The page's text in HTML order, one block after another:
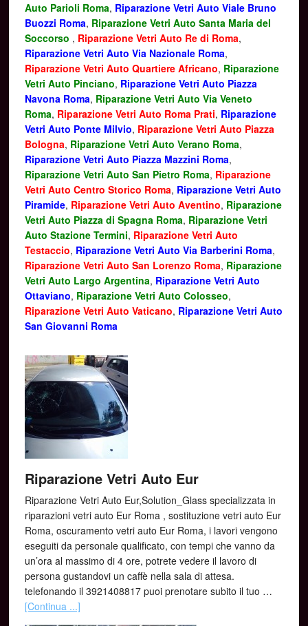
Auto Parioli Roma, Riparazione Vetri Auto Viale Bruno
Buozzi Roma, Riparazione Vetri Auto Santa Maria del
Soccorso , Riparazione Vetri Auto Re di Roma,
Riparazione Vetri Auto Via Nazionale Roma,
Riparazione Vetri Auto Quartiere Africano, Riparazione
Vetri Auto Pinciano, Riparazione Vetri Auto Piazza
Navona Roma, Riparazione Vetri Auto Via Veneto
Roma, Riparazione Vetri Auto Roma Prati, Riparazione
Vetri Auto Ponte Milvio, Riparazione Vetri Auto Piazza
Bologna, Riparazione Vetri Auto Verano Roma,
Riparazione Vetri Auto Piazza Mazzini Roma,
Riparazione Vetri Auto San Pietro Roma, Riparazione
Vetri Auto Centro Storico Roma, Riparazione Vetri Auto
Piramide, Riparazione Vetri Auto Aventino, Riparazione
Vetri Auto Piazza di Spagna Roma, Riparazione Vetri
Auto Stazione Termini, Riparazione Vetri Auto
Testaccio, Riparazione Vetri Auto Via Barberini Roma,
Riparazione Vetri Auto San Lorenzo Roma, Riparazione
Vetri Auto Largo Argentina, Riparazione Vetri Auto
Ottaviano, Riparazione Vetri Auto Colosseo,
Riparazione Vetri Auto Vaticano, Riparazione Vetri Auto
San Giovanni Roma
Riparazione Vetri Auto Eur
Riparazione Vetri Auto Eur,Solution_Glass specializzata in
riparazioni vetri auto Eur Roma , sostituzione vetri auto Eur
Roma, oscuramento vetri auto Eur Roma, i lavori vengono
eseguiti da personale qualificato, con tempi che vanno da
un’ora al massimo di 4 ore, potrete vedere il lavoro di
persona gustandovi un caffè nella sala di attesa.
telefonando il 3921408817 puoi prenotare subito il tuo …
[Continua ...]